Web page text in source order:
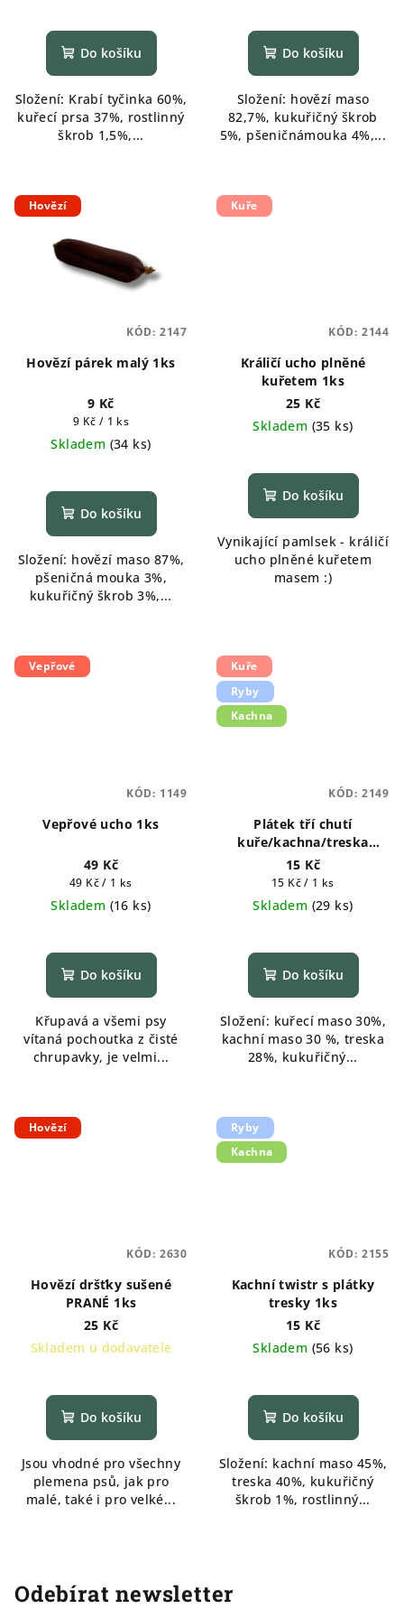
Do košíku
Složení: Krabí tyčinka 60%,
kuřecí prsa 37%, rostlinný
škrob 1,5%,...
Do košíku
Složení: hovězí maso
82,7%, kukuřičný škrob
5%, pšeničnámouka 4%,...
Hovězí
Hovězí párek malý 1ks
9 Kč
Měrná
cena:
9 Kč / 1 ks
Skladem (34 ks)
Do košíku
Složení: hovězí maso 87%,
pšeničná mouka 3%,
kukuřičný škrob 3%,...
KÓD: 2147
Kuře
Králičí ucho plněné
kuřetem 1ks
25 Kč
Skladem (35 ks)
Do košíku
Vynikající pamlsek - králičí
ucho plněné kuřetem
masem :)
KÓD: 2144
Vepřové
Vepřové ucho 1ks
49 Kč
Měrná
cena:
49 Kč / 1 ks
Skladem (16 ks)
Do košíku
Křupavá a všemi psy
vítaná pochoutka z čisté
chrupavky, je velmi...
KÓD: 1149
Kuře
Ryby
Kachna
Plátek tří chutí
kuře/kachna/treska
měkké 1ks
15 Kč
Měrná
cena:
15 Kč / 1 ks
Skladem (29 ks)
Do košíku
Složení: kuřecí maso 30%,
kachní maso 30 %, treska
28%, kukuřičný...
KÓD: 2149
Hovězí
Hovězí dršťky sušené
PRANÉ 1ks
25 Kč
Skladem u dodavatele
Do košíku
Jsou vhodné pro všechny
plemena psů, jak pro
malé, také i pro velké...
KÓD: 2630
Ryby
Kachna
Kachní twistr s plátky
tresky 1ks
15 Kč
Skladem (56 ks)
hodnocení
produktu
z
5
hvězdiček.
Do košíku
Složení: kachní maso 45%,
treska 40%, kukuřičný
škrob 1%, rostlinný...
KÓD: 2155
Odebírat newsletter